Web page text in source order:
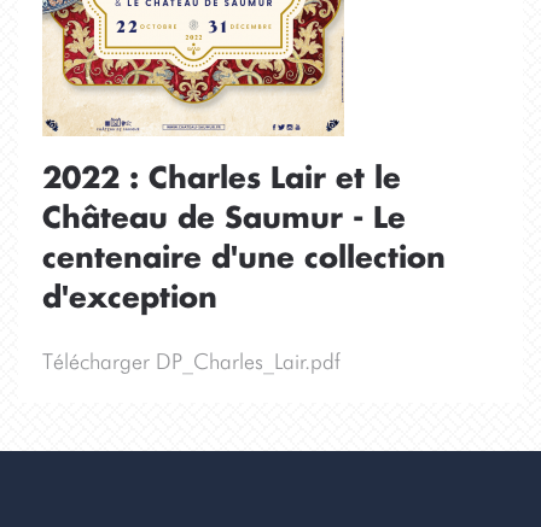
2022 : Charles Lair et le
Château de Saumur - Le
centenaire d'une collection
d'exception
Télécharger DP_Charles_Lair.pdf